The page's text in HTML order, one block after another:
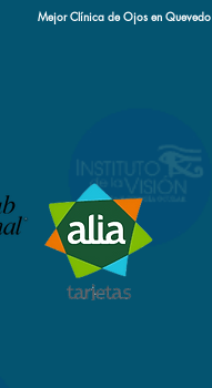
Mejor Clínica de Ojos en Quevedo